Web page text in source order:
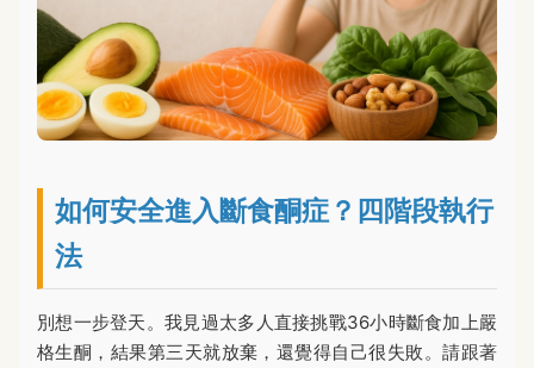
如何安全進入斷食酮症？四階段執行
法
別想一步登天。我見過太多人直接挑戰36小時斷食加上嚴
格生酮，結果第三天就放棄，還覺得自己很失敗。請跟著